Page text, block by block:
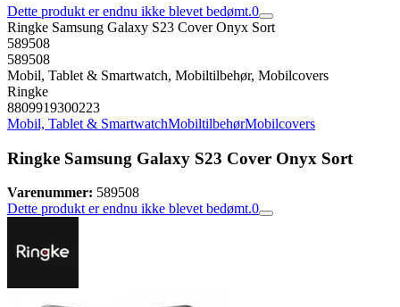
Dette produkt er endnu ikke blevet bedømt.0
Ringke Samsung Galaxy S23 Cover Onyx Sort
589508
589508
Mobil, Tablet & Smartwatch, Mobiltilbehør, Mobilcovers
Ringke
8809919300223
Mobil, Tablet & SmartwatchMobiltilbehørMobilcovers
Ringke Samsung Galaxy S23 Cover Onyx Sort
Varenummer: 589508
Dette produkt er endnu ikke blevet bedømt.0